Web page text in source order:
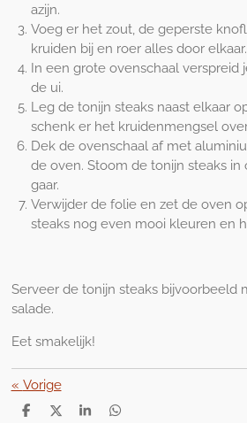
azijn.
Voeg er het zout, de geperste
kruiden bij en roer alles door elkaar.
In een grote ovenschaal verspreid
de ui.
Leg de tonijn steaks naast elkaar
schenk er het kruidenmengsel
Dek de ovenschaal af met
de oven. Stoom de tonijn steaks
gaar.
Verwijder de folie en zet de oven
steaks nog even mooi kleuren en
Serveer de tonijn steaks bijvoorbeeld
salade.
Eet smakelijk!
« Vorige
D
D
S
D